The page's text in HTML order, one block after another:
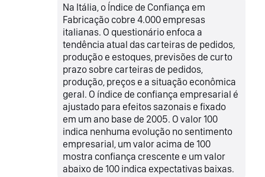
Na Itália, o Índice de Confiança em
Fabricação cobre 4.000 empresas
italianas. O questionário enfoca a
tendência atual das carteiras de pedidos,
produção e estoques, previsões de curto
prazo sobre carteiras de pedidos,
produção, preços e a situação econômica
geral. O índice de confiança empresarial é
ajustado para efeitos sazonais e fixado
em um ano base de 2005. O valor 100
indica nenhuma evolução no sentimento
empresarial, um valor acima de 100
mostra confiança crescente e um valor
abaixo de 100 indica expectativas baixas.